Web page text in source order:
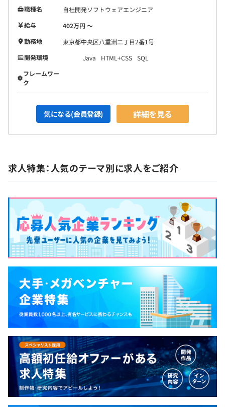
職種名
自社開発ソフトウェアエンジニア
給与
402万円 〜
勤務地
東京都中央区八重洲二丁目2番1号
開発環境
Java HTML+CSS SQL
フレームワー
ク
気になる(会員登録) 詳細を見る
求人特集：人気のテーマ別に求人をご紹介